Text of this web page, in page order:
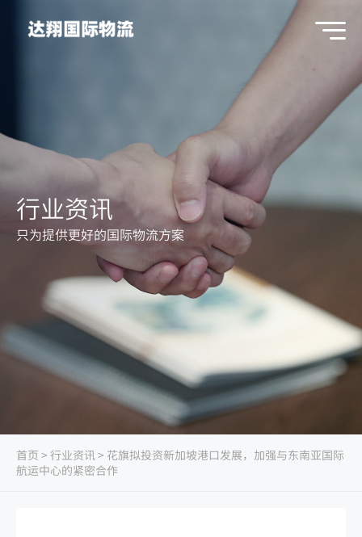
行业资讯
只为提供更好的国际物流方案
首页 > 行业资讯> 花旗拟投资新加坡港口发展，加强与东南亚国际
航运中心的紧密合作